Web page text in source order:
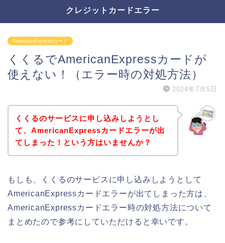
クレジットカードエラー
AmericanExpressカード
くくるでAmericanExpressカードが
使えない！（エラー時の対処方法）
2024年7月5日
くくるのサービスに申し込みしようとし
て、AmericanExpressカードエラーが出
てしまった！という方はいませんか？
もしも、くくるのサービスに申し込みしようとして
AmericanExpressカードエラーが出てしまった方は、
AmericanExpressカードエラー時の対処方法について
まとめたので参考にしていただけると幸いです。